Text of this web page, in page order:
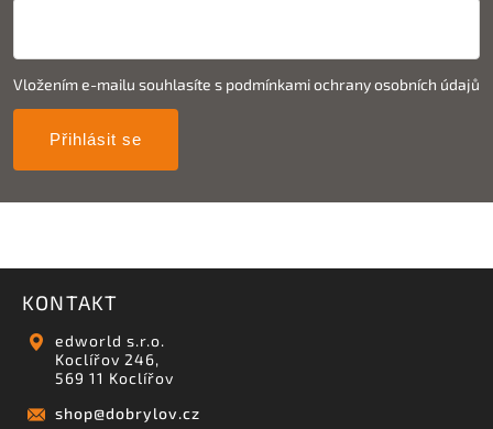
Vložením e-mailu souhlasíte s podmínkami ochrany osobních údajů
Přihlásit se
KONTAKT
edworld s.r.o.
Koclířov 246,
569 11 Koclířov
shop@dobrylov.cz